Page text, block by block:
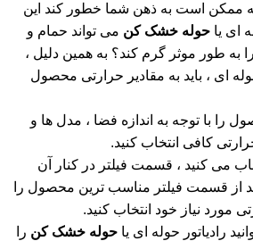
ممکن است به ذهن شما خطور کند این
ای یا حوله خشک کن می تواند حمام و
طور موثر گرم کند؟ به همین دلیل ،
ای ، باید به مقادیر حرارتی محصول
را با توجه به اندازه فضا ، مدل ها و
کافی انتخاب کنید.
می کنید ، قسمت فیلتر در کنار آن
از قسمت فیلتر مناسب ترین محصول را
مورد نیاز خود انتخاب کنید.
رادیاتور حوله ای یا حوله خشک کن را